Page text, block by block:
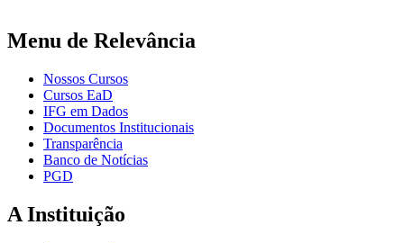
Menu de Relevância
Nossos Cursos
Cursos EaD
IFG em Dados
Documentos Institucionais
Transparência
Banco de Notícias
PGD
A Instituição